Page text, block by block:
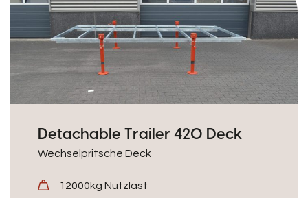
Detachable Trailer 420 Deck
Wechselpritsche Deck
12000kg Nutzlast